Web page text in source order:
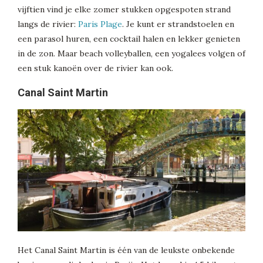
vijftien vind je elke zomer stukken opgespoten strand
langs de rivier: Paris Plage. Je kunt er strandstoelen en
een parasol huren, een cocktail halen en lekker genieten
in de zon. Maar beach volleyballen, een yogalees volgen of
een stuk kanoën over de rivier kan ook.
Canal Saint Martin
Het Canal Saint Martin is één van de leukste onbekende